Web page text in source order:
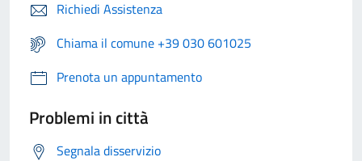
Richiedi Assistenza
Chiama il comune +39 030 601025
Prenota un appuntamento
Problemi in città
Segnala disservizio